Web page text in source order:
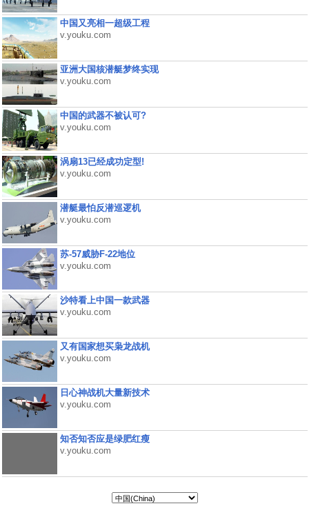
中国又亮相一超级工程
v.youku.com
亚洲大国核潜艇梦终实现
v.youku.com
中国的武器不被认可?
v.youku.com
涡扇13已经成功定型!
v.youku.com
潜艇最怕反潜巡逻机
v.youku.com
苏-57威胁F-22地位
v.youku.com
沙特看上中国一款武器
v.youku.com
又有国家想买枭龙战机
v.youku.com
日心神战机大量新技术
v.youku.com
知否知否应是绿肥红瘦
v.youku.com